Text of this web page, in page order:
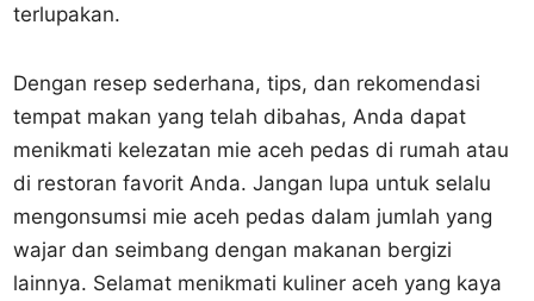
terlupakan.
Dengan resep sederhana, tips, dan rekomendasi
tempat makan yang telah dibahas, Anda dapat
menikmati kelezatan mie aceh pedas di rumah atau
di restoran favorit Anda. Jangan lupa untuk selalu
mengonsumsi mie aceh pedas dalam jumlah yang
wajar dan seimbang dengan makanan bergizi
lainnya. Selamat menikmati kuliner aceh yang kaya